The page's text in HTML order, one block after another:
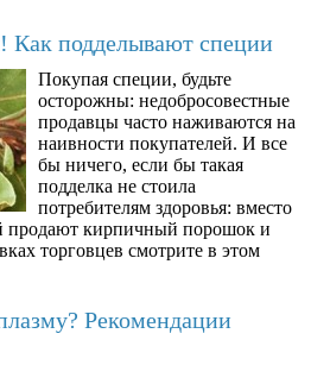
Как подделывают специи
Покупая специи, будьте
осторожны: недобросовестные
продавцы часто наживаются на
наивности покупателей. И все
бы ничего, если бы такая
подделка не стоила
потребителям здоровья: вместо
продают кирпичный порошок и
торговцев смотрите в этом
Рекомендации